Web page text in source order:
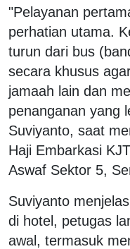
"Pelayanan
perhatian utama.
turun dari bus
secara khusus
jamaah lain dan
penanganan yang
Suviyanto, saat
Haji Embarkasi
Aswaf Sektor 5,
Suviyanto
di hotel, petugas
awal, termasuk